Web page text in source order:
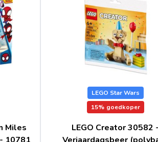
Miles
LEGO Star Wars
15% goedkoper
LEGO Creator 30582 -